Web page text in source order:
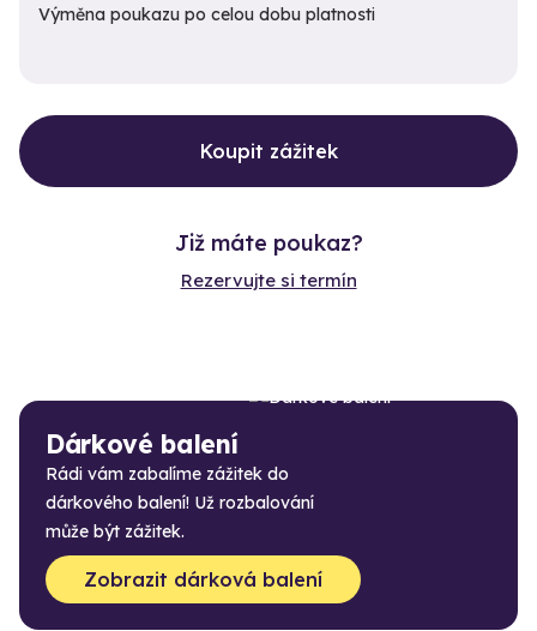
Výměna poukazu po celou dobu platnosti
Koupit zážitek
Již máte poukaz?
Rezervujte si termín
Dárkové balení
Rádi vám zabalíme zážitek do
dárkového balení! Už rozbalování
může být zážitek.
Zobrazit dárková balení